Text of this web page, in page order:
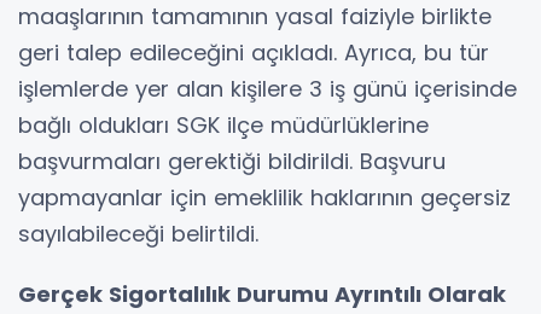
maaşlarının tamamının yasal faiziyle birlikte
geri talep edileceğini açıkladı. Ayrıca, bu tür
işlemlerde yer alan kişilere 3 iş günü içerisinde
bağlı oldukları SGK ilçe müdürlüklerine
başvurmaları gerektiği bildirildi. Başvuru
yapmayanlar için emeklilik haklarının geçersiz
sayılabileceği belirtildi.
Gerçek Sigortalılık Durumu Ayrıntılı Olarak